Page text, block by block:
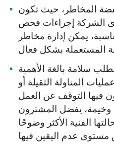
المخاطر، حيث تكون
الشركة إجراءات فحص
يمكن إدارة مخاطر
سلامة بالغة الأهمية
المناولة الثقيلة أو
فيها التوقف عن العمل
يفضل المشترون
الفنية الأكثر وضوحًا